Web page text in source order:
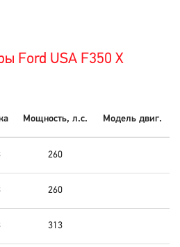
Ford USA F350 X
Мощность, л.с. Модель двиг.
260
260
313